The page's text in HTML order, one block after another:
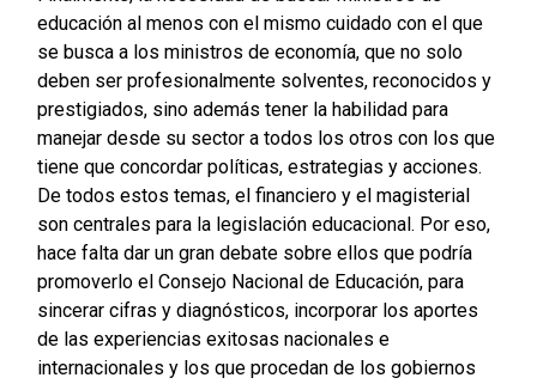
educación al menos con el mismo cuidado con el que
se busca a los ministros de economía, que no solo
deben ser profesionalmente solventes, reconocidos y
prestigiados, sino además tener la habilidad para
manejar desde su sector a todos los otros con los que
tiene que concordar políticas, estrategias y acciones.
De todos estos temas, el financiero y el magisterial
son centrales para la legislación educacional. Por eso,
hace falta dar un gran debate sobre ellos que podría
promoverlo el Consejo Nacional de Educación, para
sincerar cifras y diagnósticos, incorporar los aportes
de las experiencias exitosas nacionales e
internacionales y los que procedan de los gobiernos